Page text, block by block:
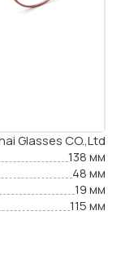
Glasses CO.,Ltd
138 мм
48 мм
19 мм
115 мм